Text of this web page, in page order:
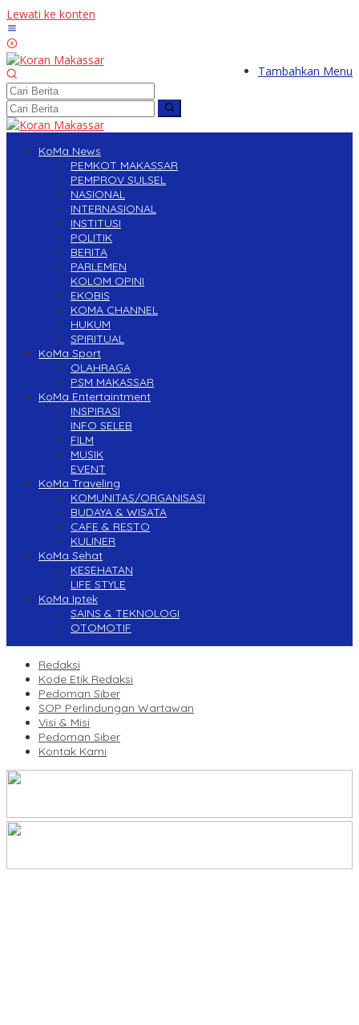
Lewati ke konten
Tambahkan Menu
KoMa News
PEMKOT MAKASSAR
PEMPROV SULSEL
NASIONAL
INTERNASIONAL
INSTITUSI
POLITIK
BERITA
PARLEMEN
KOLOM OPINI
EKOBIS
KOMA CHANNEL
HUKUM
SPIRITUAL
KoMa Sport
OLAHRAGA
PSM MAKASSAR
KoMa Entertaintment
INSPIRASI
INFO SELEB
FILM
MUSIK
EVENT
KoMa Traveling
KOMUNITAS/ORGANISASI
BUDAYA & WISATA
CAFE & RESTO
KULINER
KoMa Sehat
KESEHATAN
LIFE STYLE
KoMa Iptek
SAINS & TEKNOLOGI
OTOMOTIF
Redaksi
Kode Etik Redaksi
Pedoman Siber
SOP Perlindungan Wartawan
Visi & Misi
Pedoman Siber
Kontak Kami